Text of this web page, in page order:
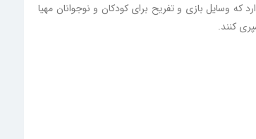
که وسایل بازی و تفریح برای کودکان و نوجوانان مهیا
کنند.